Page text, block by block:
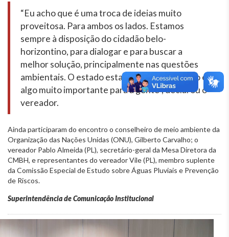
“Eu acho que é uma troca de ideias muito
proveitosa. Para ambos os lados. Estamos
sempre à disposição do cidadão belo-
horizontino, para dialogar e para buscar a
melhor solução, principalmente nas questões
ambientais. O estado estando envolvido nisso é
algo muito importante para a gente”, declarou o
vereador.
Ainda participaram do encontro o conselheiro de meio ambiente da
Organização das Nações Unidas (ONU), Gilberto Carvalho; o
vereador Pablo Almeida (PL), secretário-geral da Mesa Diretora da
CMBH, e representantes do vereador Vile (PL), membro suplente
da Comissão Especial de Estudo sobre Águas Pluviais e Prevenção
de Riscos.
Superintendência de Comunicação Institucional